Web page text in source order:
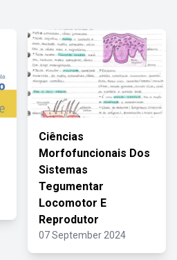
Ciências
Morfofuncionais Dos
Sistemas
Tegumentar
Locomotor E
Reprodutor
07 September 2024